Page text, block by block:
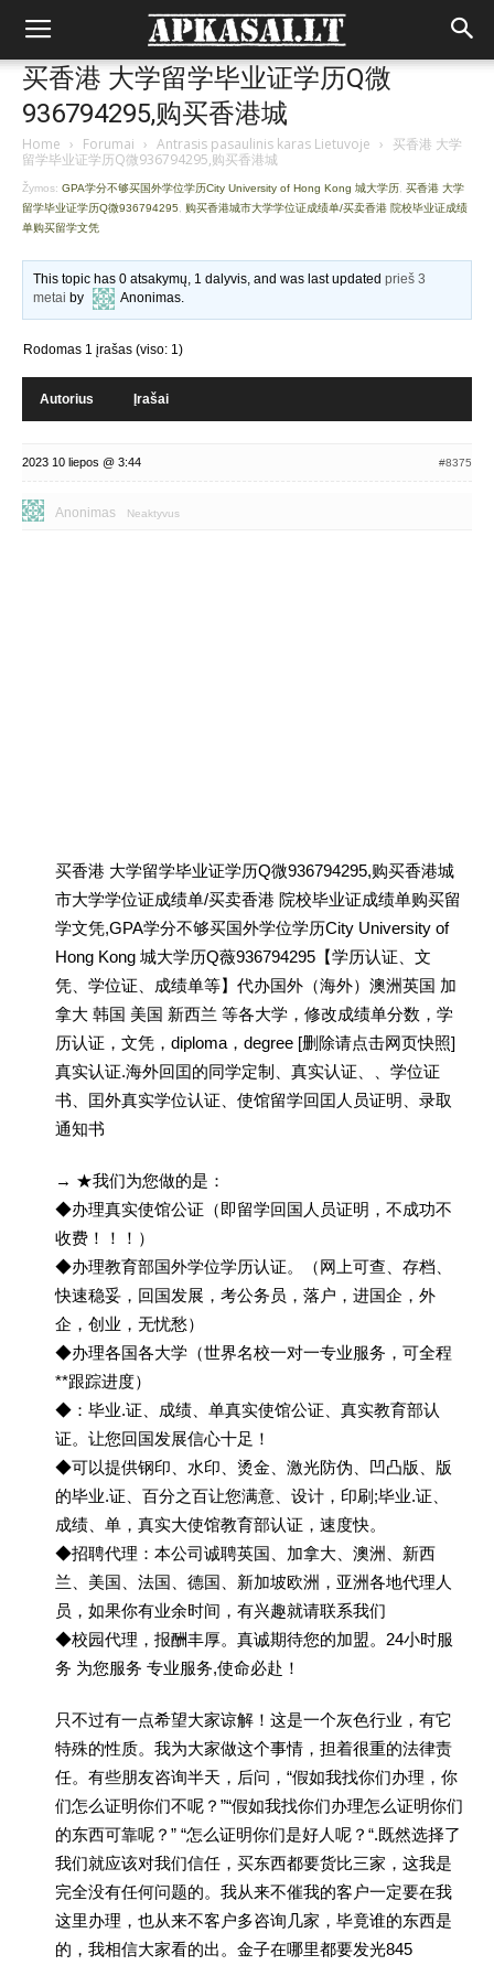
买香港 大学留学毕业证学历Q微
936794295,购买香港城
Home › Forumai › Antrasis pasaulinis karas Lietuvoje › 买香港 大学
留学毕业证学历Q微936794295,购买香港城
Žymos: GPA学分不够买国外学位学历City University of Hong Kong 城大学历 买香港 大学
留学毕业证学历Q微936794295
购买香港城市大学学位证成绩单/买卖香港 院校毕业证成绩
单购买留学文凭
This topic has 0 atsakymų, 1 dalyvis, and was last updatedprieš 3
metai by Anonimas.
Rodomas 1 įrašas (viso: 1)
Autorius Įrašai
2023 10 liepos @ 3:44 #8375
Anonimas Neaktyvus
买香港 大学留学毕业证学历Q微936794295,购买香港城
市大学学位证成绩单/买卖香港 院校毕业证成绩单购买留
学文凭,GPA学分不够买国外学位学历City University of
Hong Kong 城大学历Q薇936794295【学历认证、文
凭、学位证、成绩单等】代办国外（海外）澳洲英国 加
拿大 韩国 美国 新西兰 等各大学，修改成绩单分数，学
历认证，文凭，diploma，degree [删除请点击网页快照]
真实认证.海外回囯的同学定制、真实认证、、学位证
书、囯外真实学位认证、使馆留学回囯人员证明、录取
通知书
→ ★我们为您做的是：
◆办理真实使馆公证（即留学回国人员证明，不成功不
收费！！！）
◆办理教育部国外学位学历认证。（网上可查、存档、
快速稳妥，回国发展，考公务员，落户，进国企，外
企，创业，无忧愁）
◆办理各国各大学（世界名校一对一专业服务，可全程
**跟踪进度）
◆：毕业.证、成绩、单真实使馆公证、真实教育部认
证。让您回国发展信心十足！
◆可以提供钢印、水印、烫金、激光防伪、凹凸版、版
的毕业.证、百分之百让您满意、设计，印刷;毕业.证、
成绩、单，真实大使馆教育部认证，速度快。
◆招聘代理：本公司诚聘英国、加拿大、澳洲、新西
兰、美国、法国、德国、新加坡欧洲，亚洲各地代理人
员，如果你有业余时间，有兴趣就请联系我们
◆校园代理，报酬丰厚。真诚期待您的加盟。24小时服
务 为您服务 专业服务,使命必赴！
只不过有一点希望大家谅解！这是一个灰色行业，有它
特殊的性质。我为大家做这个事情，担着很重的法律责
任。有些朋友咨询半天，后问，“假如我找你们办理，你
们怎么证明你们不呢？”“假如我找你们办理怎么证明你们
的东西可靠呢？” “怎么证明你们是好人呢？“.既然选择了
我们就应该对我们信任，买东西都要货比三家，这我是
完全没有任何问题的。我从来不催我的客户一定要在我
这里办理，也从来不客户多咨询几家，毕竟谁的东西是
的，我相信大家看的出。金子在哪里都要发光845